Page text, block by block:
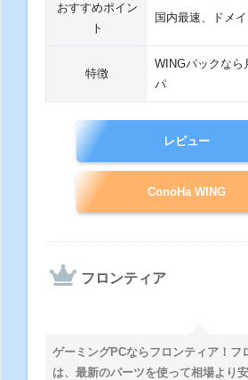
おすすめポイン
ト
国内最速、ドメ
特徴
WINGパックなら
パ
レビュー
ConoHa WING
フロンティア
ゲーミングPCならフロンティア！フ
は、最新のパーツを使って相場より